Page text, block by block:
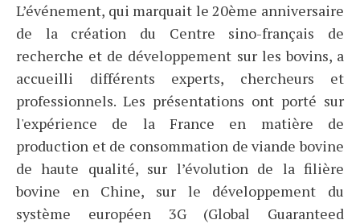
L’événement, qui marquait le 20ème anniversaire
de la création du Centre sino-français de
recherche et de développement sur les bovins, a
accueilli différents experts, chercheurs et
professionnels. Les présentations ont porté sur
l'expérience de la France en matière de
production et de consommation de viande bovine
de haute qualité, sur l’évolution de la filière
bovine en Chine, sur le développement du
système européen 3G (Global Guaranteed